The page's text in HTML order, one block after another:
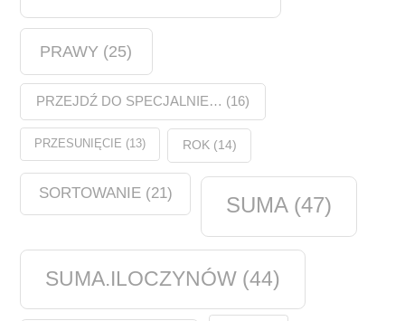
PRAWY (25)
PRZEJDŹ DO SPECJALNIE… (16)
PRZESUNIĘCIE (13) ROK (14)
SORTOWANIE(21) SUMA(47)
SUMA.ILOCZYNÓW (44)